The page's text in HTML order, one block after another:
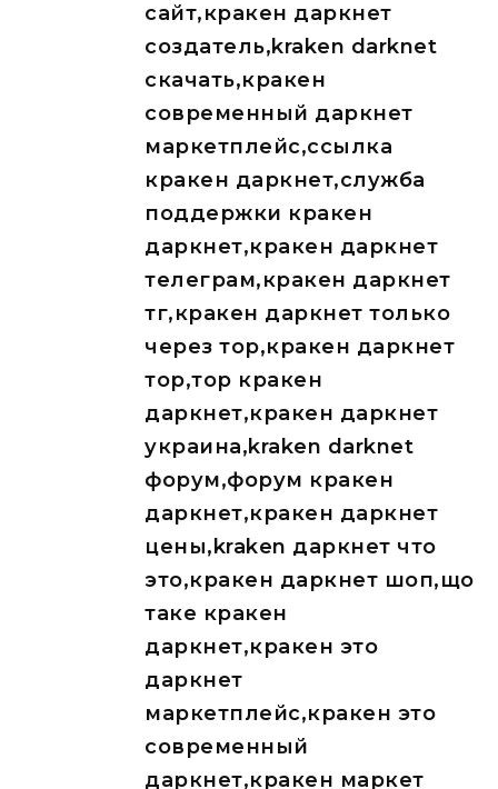
сайт,кракен даркнет
создатель,kraken darknet
скачать,кракен
современный даркнет
маркетплейс,ссылка
кракен даркнет,служба
поддержки кракен
даркнет,кракен даркнет
телеграм,кракен даркнет
тг,кракен даркнет только
через тор,кракен даркнет
тор,тор кракен
даркнет,кракен даркнет
украина,kraken darknet
форум,форум кракен
даркнет,кракен даркнет
цены,kraken даркнет что
это,кракен даркнет шоп,що
таке кракен
даркнет,кракен это
даркнет
маркетплейс,кракен это
современный
даркнет,кракен маркет